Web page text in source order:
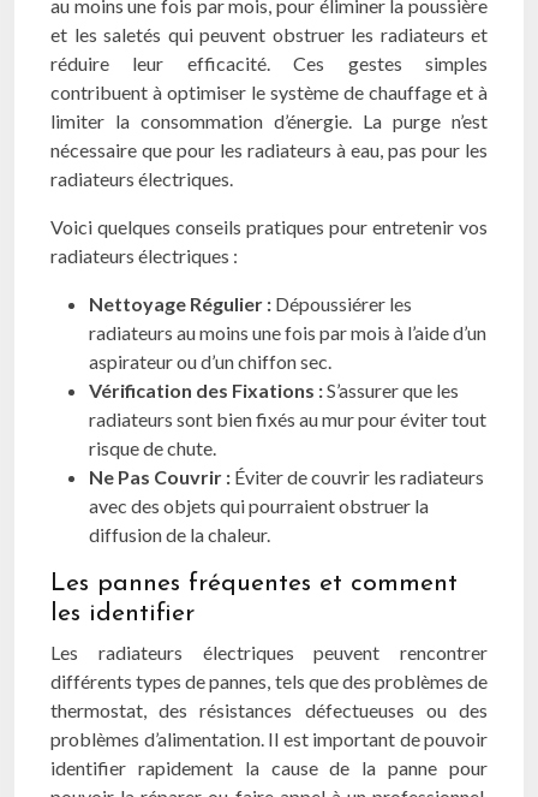
au moins une fois par mois, pour éliminer la poussière
et les saletés qui peuvent obstruer les radiateurs et
réduire leur efficacité. Ces gestes simples
contribuent à optimiser le système de chauffage et à
limiter la consommation d’énergie. La purge n’est
nécessaire que pour les radiateurs à eau, pas pour les
radiateurs électriques.
Voici quelques conseils pratiques pour entretenir vos
radiateurs électriques :
Nettoyage Régulier : Dépoussiérer les
radiateurs au moins une fois par mois à l’aide d’un
aspirateur ou d’un chiffon sec.
Vérification des Fixations :S’assurer que les
radiateurs sont bien fixés au mur pour éviter tout
risque de chute.
Ne Pas Couvrir : Éviter de couvrir les radiateurs
avec des objets qui pourraient obstruer la
diffusion de la chaleur.
Les pannes fréquentes et comment
les identifier
Les radiateurs électriques peuvent rencontrer
différents types de pannes, tels que des problèmes de
thermostat, des résistances défectueuses ou des
problèmes d’alimentation. Il est important de pouvoir
identifier rapidement la cause de la panne pour